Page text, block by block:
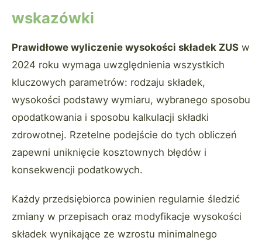
wskazówki
Prawidłowe wyliczenie wysokości składek ZUS w
2024 roku wymaga uwzględnienia wszystkich
kluczowych parametrów: rodzaju składek,
wysokości podstawy wymiaru, wybranego sposobu
opodatkowania i sposobu kalkulacji składki
zdrowotnej. Rzetelne podejście do tych obliczeń
zapewni uniknięcie kosztownych błędów i
konsekwencji podatkowych.
Każdy przedsiębiorca powinien regularnie śledzić
zmiany w przepisach oraz modyfikacje wysokości
składek wynikające ze wzrostu minimalnego